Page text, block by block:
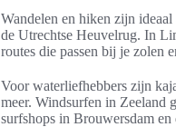
Wandelen en hiken zijn
de Utrechtse Heuvelrug. In
routes die passen bij je zolen
Voor waterliefhebbers zijn
meer. Windsurfen in Zeeland
surfshops in Brouwersdam